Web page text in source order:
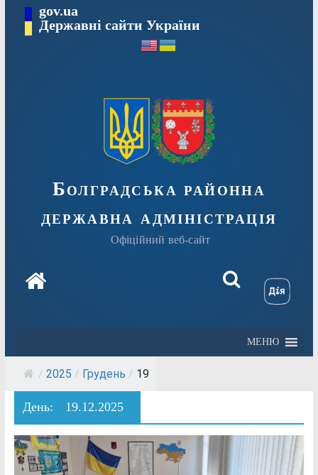
Перейтиgov.ua
Державні сайти України
Болградська районна
державна адміністрація
Офіційний веб-сайт
МЕНЮ
/ 2025 / Грудень / 19
День: 19.12.2025